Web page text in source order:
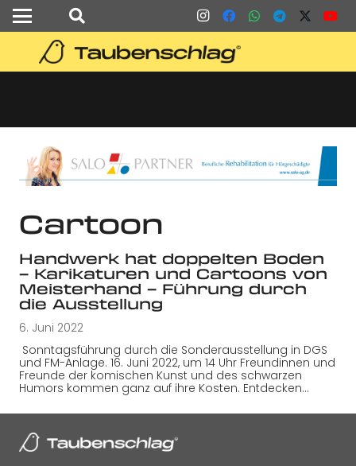
Cartoon
Handwerk hat doppelten Boden
– Karikaturen und Cartoons von
Meisterhand – Führung durch
die Ausstellung
6. Juni 2022
Sonntagsführung durch die Sonderausstellung in DGS
und FM-Anlage. 16. Juni 2022, um 14 Uhr Freundinnen und
Freunde der komischen Kunst und des schwarzen
Humors kommen ganz auf ihre Kosten. Entdecken…